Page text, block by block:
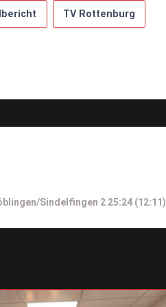
TV Rottenburg
Sindelfingen 2 25:24 (12:11)